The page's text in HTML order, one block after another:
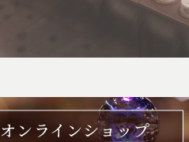
オンラインショップ